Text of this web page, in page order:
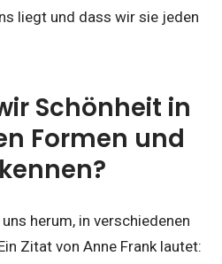
liegt und dass wir sie jeden
Schönheit in
Formen und
herum, in verschiedenen
Zitat von Anne Frank lautet: